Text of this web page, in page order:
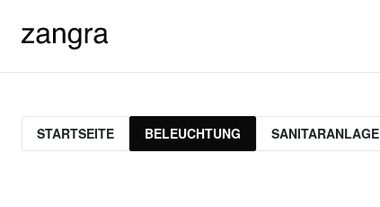
STARTSEITE BELEUCHTUNG SANITARANLAGE